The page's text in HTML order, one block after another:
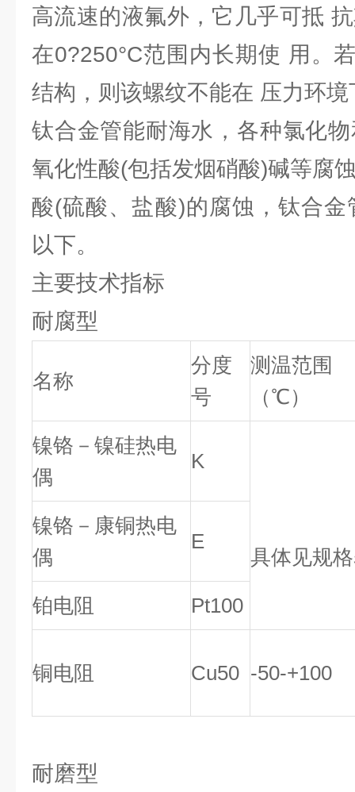
高流速的液氟外，它几乎可抵
在0?250°C范围内长期使 用。
结构，则该螺纹不能在 压力环境
钛合金管能耐海水，各种氯化
氧化性酸(包括发烟硝酸)碱等腐
酸(硫酸、盐酸)的腐蚀，钛合金
以下。
主要技术指标
耐腐型
名称
分度
号
测温范围
（℃）
镍铬－镍硅热电
偶
K
具体见规
镍铬－康铜热电
偶
E
铂电阻 Pt100
铜电阻 Cu50 -50-+100
耐磨型